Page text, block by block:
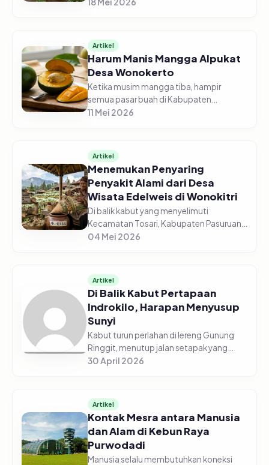
Artikel
Harum Manis Mangga Alpukat
Desa Wonokerto
Ketika musim mangga tiba, hampir
semua pasar buah di Kabupaten
Pasuruan turut menjajakan. Dari
Sukorejo selalu menj...
11 Mei 2026
Artikel
Menemukan Penyaring
Penyakit Alami dari Desa
Wisata Edelweis di Wonokitri
Di balik kabut yang menyelimuti
Kecamatan Tosari, Kabupaten Pasuruan,
tersimpan hamparan kebun edelweis
04 Mei 2026
Artikel
Di Balik Kabut Pertapaan
Indrokilo, Harapan Menyusup
Sunyi
Kabut turun perlahan di lereng Gunung
Ringgit, menutup jalan setapak yang
berliku seolah menyisakan ruang bagi
30 April 2026
Artikel
Kontak Mesra antara Manusia
dan Alam di Kebun Raya
Purwodadi
Manusia selalu membutuhkan koneksi